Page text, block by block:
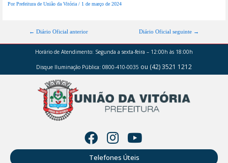
PorPrefeitura de União da Vitória/ 1 de março de 2024
← Diário Oficial anterior Diário Oficial seguinte →
Horário de Atendimento: Segunda a sexta-feira – 12:00h às 18:00h
Disque Iluminação Pública: 0800-410-0035 ou (42) 3521 1212
Telefones Úteis